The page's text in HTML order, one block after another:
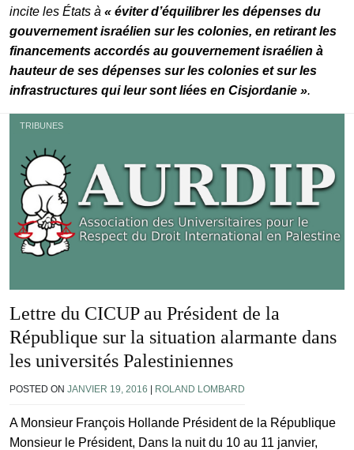
incite les États à « éviter d’équilibrer les dépenses du
gouvernement israélien sur les colonies, en retirant les
financements accordés au gouvernement israélien à
hauteur de ses dépenses sur les colonies et sur les
infrastructures qui leur sont liées en Cisjordanie ».
TRIBUNES
Lettre du CICUP au Président de la
République sur la situation alarmante dans
les universités Palestiniennes
POSTED ON JANVIER 19, 2016 | ROLAND LOMBARD
A Monsieur François Hollande Président de la République
Monsieur le Président, Dans la nuit du 10 au 11 janvier,